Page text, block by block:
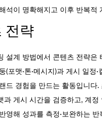
석이 명확해지고 이후 반복적
전략
설계 방법에서 콘텐츠 전략은
(포맷·톤·메시지)과 게시 일정
드 경험을 만드는 활동입니다
과 게시 시간을 검증하고, 계정
영해 성과를 측정·보완하는